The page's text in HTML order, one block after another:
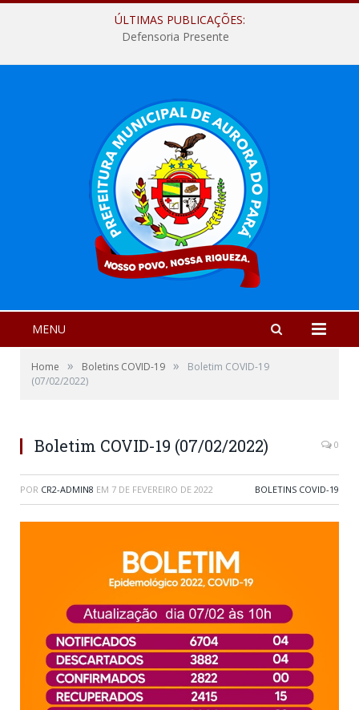
ÚLTIMAS PUBLICAÇÕES:
Defensoria Presente
MENU
Home » Boletins COVID-19 »
Boletim COVID-19
(07/02/2022)
Boletim COVID-19 (07/02/2022) 0
POR CR2-ADMIN8 EM 7 DE FEVEREIRO DE 2022 BOLETINS COVID-19